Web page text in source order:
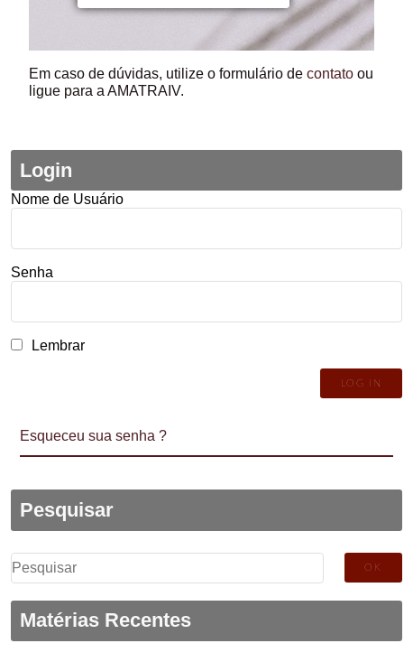
Em caso de dúvidas, utilize o formulário decontato ou
ligue para a AMATRAIV.
Login
Nome de Usuário
Senha
Lembrar
Esqueceu sua senha ?
Pesquisar
Pesquisar
por:
Matérias Recentes